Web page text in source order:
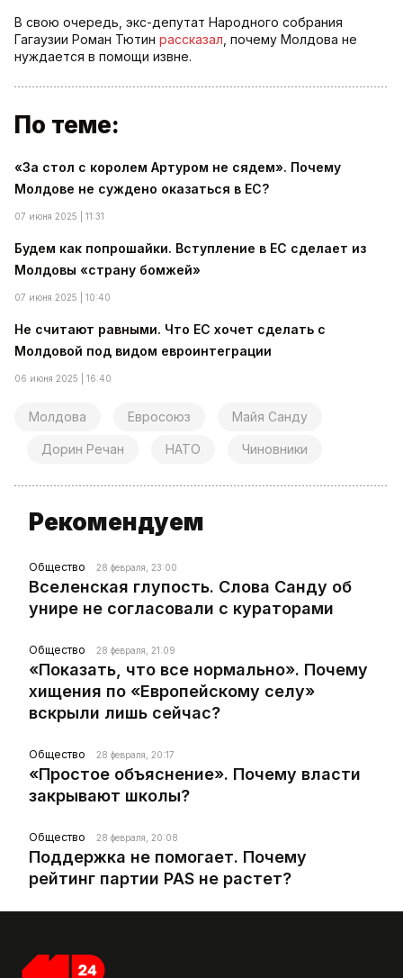
В свою очередь, экс-депутат Народного собрания
Гагаузии Роман Тютин рассказал , почему Молдова не
нуждается в помощи извне.
По теме:
«За стол с королем Артуром не сядем». Почему
Молдове не суждено оказаться в ЕС?
07 июня 2025 | 11:31
Будем как попрошайки. Вступление в ЕС сделает из
Молдовы «страну бомжей»
07 июня 2025 | 10:40
Не считают равными. Что ЕС хочет сделать с
Молдовой под видом евроинтеграции
06 июня 2025 | 16:40
Молдова Евросоюз Майя Санду
Дорин Речан НАТО Чиновники
Рекомендуем
Общество 28 февраля, 23:00
Вселенская глупость. Слова Санду об
унире не согласовали с кураторами
Общество 28 февраля, 21:09
«Показать, что все нормально». Почему
хищения по «Европейскому селу»
вскрыли лишь сейчас?
Общество 28 февраля, 20:17
«Простое объяснение». Почему власти
закрывают школы?
Общество 28 февраля, 20:08
Поддержка не помогает. Почему
рейтинг партии PAS не растет?